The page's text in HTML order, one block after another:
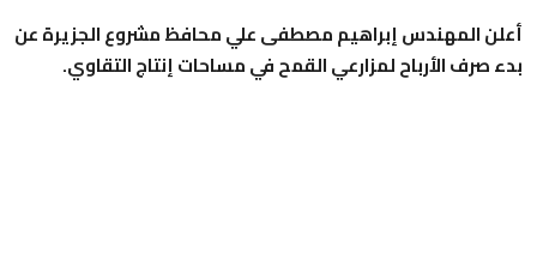
أعلن المهندس إبراهيم مصطفى علي محافظ مشروع الجزيرة عن
بدء صرف الأرباح لمزارعي القمح في مساحات إنتاج التقاوي.